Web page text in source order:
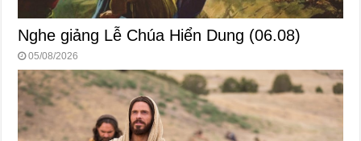
Nghe giảng Lễ Chúa Hiển Dung (06.08)
05/08/2026